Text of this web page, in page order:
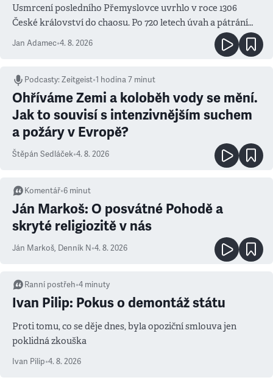
Usmrcení posledního Přemyslovce uvrhlo v roce 1306
České království do chaosu. Po 720 letech úvah a pátrání
známe jména podezřelých
Jan Adamec•4. 8. 2026
Podcasty:Zeitgeist•1 hodina 7 minut
Ohříváme Zemi a koloběh vody se mění.
Jak to souvisí s intenzivnějším suchem
a požáry v Evropě?
Štěpán Sedláček•4. 8. 2026
Komentář•6 minut
Ján Markoš: O posvátné Pohodě a
skryté religiozitě v nás
Ján Markoš, Denník N•4. 8. 2026
Ranní postřeh•4 minuty
Ivan Pilip: Pokus o demontáž státu
Proti tomu, co se děje dnes, byla opoziční smlouva jen
poklidná zkouška
Ivan Pilip•4. 8. 2026